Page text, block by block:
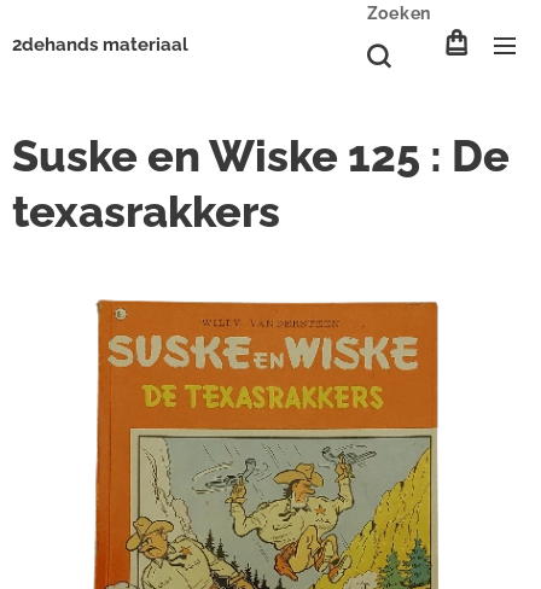
2dehands materiaal
Zoeken
Suske en Wiske 125 : De
texasrakkers